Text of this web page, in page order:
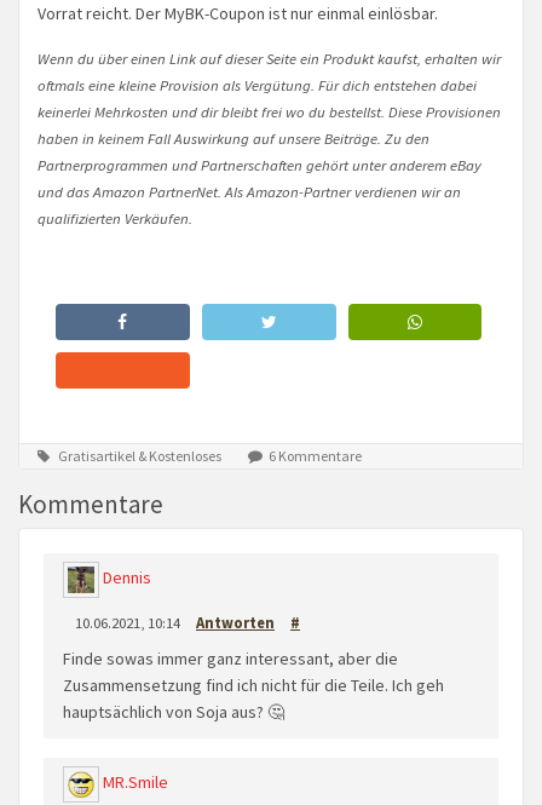
Vorrat reicht. Der MyBK-Coupon ist nur einmal einlösbar.
Wenn du über einen Link auf dieser Seite ein Produkt kaufst, erhalten wir
oftmals eine kleine Provision als Vergütung. Für dich entstehen dabei
keinerlei Mehrkosten und dir bleibt frei wo du bestellst. Diese Provisionen
haben in keinem Fall Auswirkung auf unsere Beiträge. Zu den
Partnerprogrammen und Partnerschaften gehört unter anderem eBay
und das Amazon PartnerNet. Als Amazon-Partner verdienen wir an
qualifizierten Verkäufen.
Gratisartikel & Kostenloses 6 Kommentare
Kommentare
Dennis
10.06.2021, 10:14 Antworten #
Finde sowas immer ganz interessant, aber die
Zusammensetzung find ich nicht für die Teile. Ich geh
hauptsächlich von Soja aus? 🤔
MR.Smile